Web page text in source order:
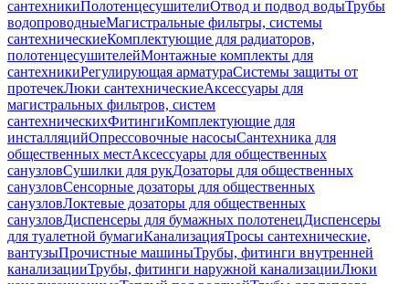
сантехникиПолотенцесушителиОтвод и подвод водыТрубы
водопроводныеМагистральные фильтры, системы
сантехническиеКомплектующие для радиаторов,
полотенцесушителейМонтажные комплекты для
сантехникиРегулирующая арматураСистемы защиты от
протечекЛюки сантехническиеАксессуары для
магистральных фильтров, систем
сантехническихФитингиКомплектующие для
инсталляцийОпрессовочные насосыСантехника для
общественных местАксессуары для общественных
санузловСушилки для рукДозаторы для общественных
санузловСенсорные дозаторы для общественных
санузловЛоктевые дозаторы для общественных
санузловДиспенсеры для бумажных полотенецДиспенсеры
для туалетной бумагиКанализацияТросы сантехнические,
вантузыПрочистные машиныТрубы, фитинги внутренней
канализацииТрубы, фитинги наружной канализацииЛюки